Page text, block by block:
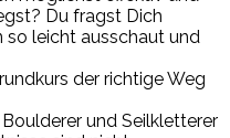
Du fragst Dich
so leicht ausschaut und
der richtige Weg
und Seilkletterer